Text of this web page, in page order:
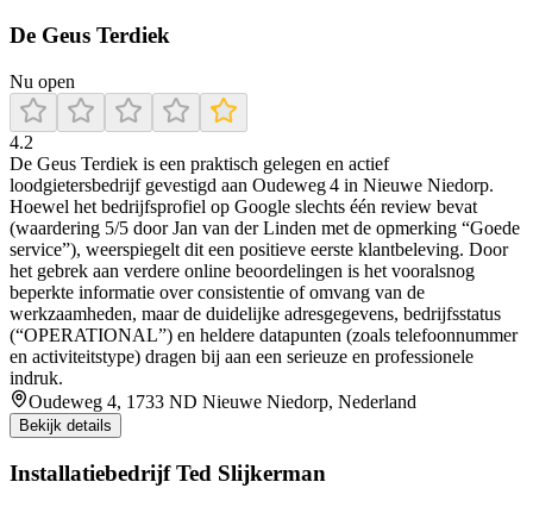
De Geus Terdiek
Nu open
4.2
De Geus Terdiek is een praktisch gelegen en actief
loodgietersbedrijf gevestigd aan Oudeweg 4 in Nieuwe Niedorp.
Hoewel het bedrijfsprofiel op Google slechts één review bevat
(waardering 5/5 door Jan van der Linden met de opmerking “Goede
service”), weerspiegelt dit een positieve eerste klantbeleving. Door
het gebrek aan verdere online beoordelingen is het vooralsnog
beperkte informatie over consistentie of omvang van de
werkzaamheden, maar de duidelijke adresgegevens, bedrijfsstatus
(“OPERATIONAL”) en heldere datapunten (zoals telefoonnummer
en activiteitstype) dragen bij aan een serieuze en professionele
indruk.
Oudeweg 4, 1733 ND Nieuwe Niedorp, Nederland
Bekijk details
Installatiebedrijf Ted Slijkerman